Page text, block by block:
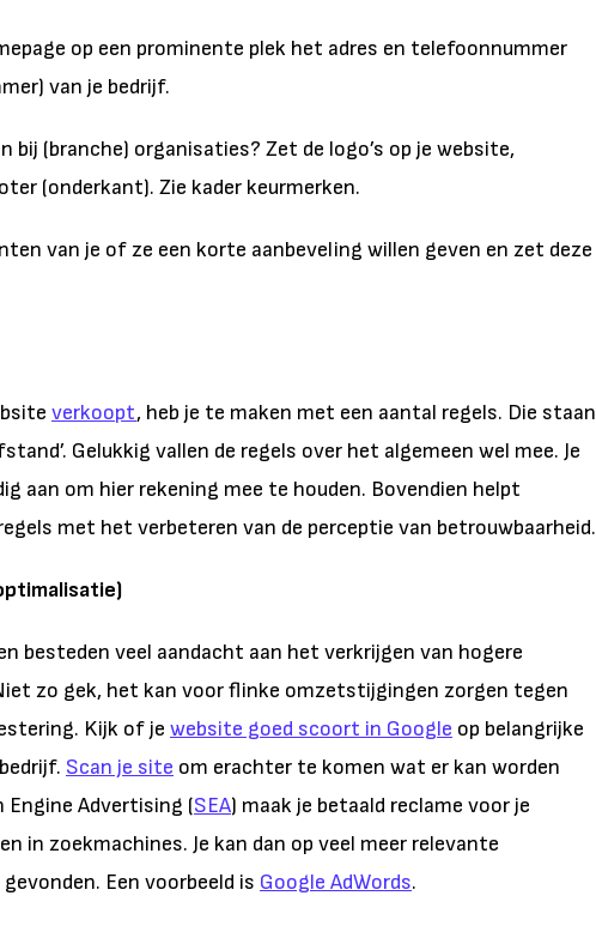
op een prominente plek het adres en telefoonnummer
van je bedrijf.
bij (branche) organisaties? Zet de logo’s op je website,
(onderkant). Zie kader keurmerken.
van je of ze een korte aanbeveling willen geven en zet deze
verkoopt, heb je te maken met een aantal regels. Die staan
Gelukkig vallen de regels over het algemeen wel mee. Je
aan om hier rekening mee te houden. Bovendien helpt
met het verbeteren van de perceptie van betrouwbaarheid.
besteden veel aandacht aan het verkrijgen van hogere
zo gek, het kan voor flinke omzetstijgingen zorgen tegen
Kijk of je website goed scoort in Google op belangrijke
Scan je site om erachter te komen wat er kan worden
Engine Advertising (SEA) maak je betaald reclame voor je
in zoekmachines. Je kan dan op veel meer relevante
Een voorbeeld is Google AdWords.